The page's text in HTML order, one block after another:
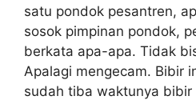
satu pondok pesantren,
sosok pimpinan pondok,
berkata apa-apa. Tidak
Apalagi mengecam. Bibir
sudah tiba waktunya